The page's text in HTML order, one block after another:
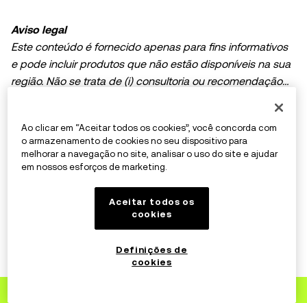
Aviso legal
Este conteúdo é fornecido apenas para fins informativos
e pode incluir produtos que não estão disponíveis na sua
região. Não se trata de (i) consultoria ou recomendação
comprar, vender ou manter criptoativos ou ativos digitais;
nem (iii) orientação financeira, contábil, jurídica ou fiscal. A
posse de criptoativos ou ativos digitais, incluindo
stablecoins, envolve riscos elevados e pode sofrer
cuidadosamente se negociar ou manter esses ativos é
adequado para a sua situação financeira. Em caso de
investimentos. As informações (incluindo dados de
mercado e informações estatísticas, se houver) que
Expandir
Artigos relacionados
Memecoins: o lado divertido da
Ao clicar em “Aceitar todos os cookies”, você concorda com
o armazenamento de cookies no seu dispositivo para
melhorar a navegação no site, analisar o uso do site e ajudar
em nossos esforços de marketing.
Aceitar todos os
cookies
Definições de
cookies